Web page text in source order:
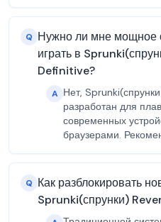
Q Нужно ли мне мощное
играть в
Definitive?
A Нет,
разработан для
современных
браузерами.
Q Как разблокировать
Sprunki(спрунки)